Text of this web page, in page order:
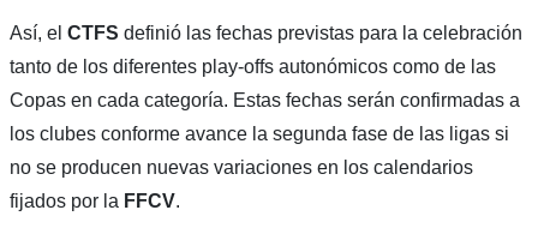
Así, el CTFS definió las fechas previstas para la celebración
tanto de los diferentes play-offs autonómicos como de las
Copas en cada categoría. Estas fechas serán confirmadas a
los clubes conforme avance la segunda fase de las ligas si
no se producen nuevas variaciones en los calendarios
fijados por la FFCV.